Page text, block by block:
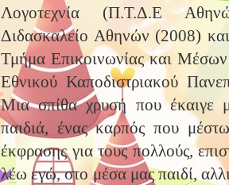
Λογοτεχνία (Π.Τ.Δ.Ε
Διδασκαλείο Αθηνών (2008)
Τμήμα Επικοινωνίας και
Εθνικού Καποδιστριακού
Μια σπίθα χρυσή που έκαιγε
παιδιά, ένας καρπός που
έκφρασης για τους πολλούς,
λέω εγώ, στο μέσα μας παιδί,